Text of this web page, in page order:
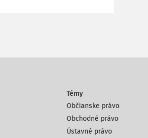
Témy
Občianske právo
Obchodné právo
Ústavné právo